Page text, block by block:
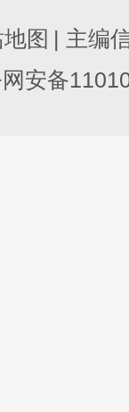
图 | 主编
安备